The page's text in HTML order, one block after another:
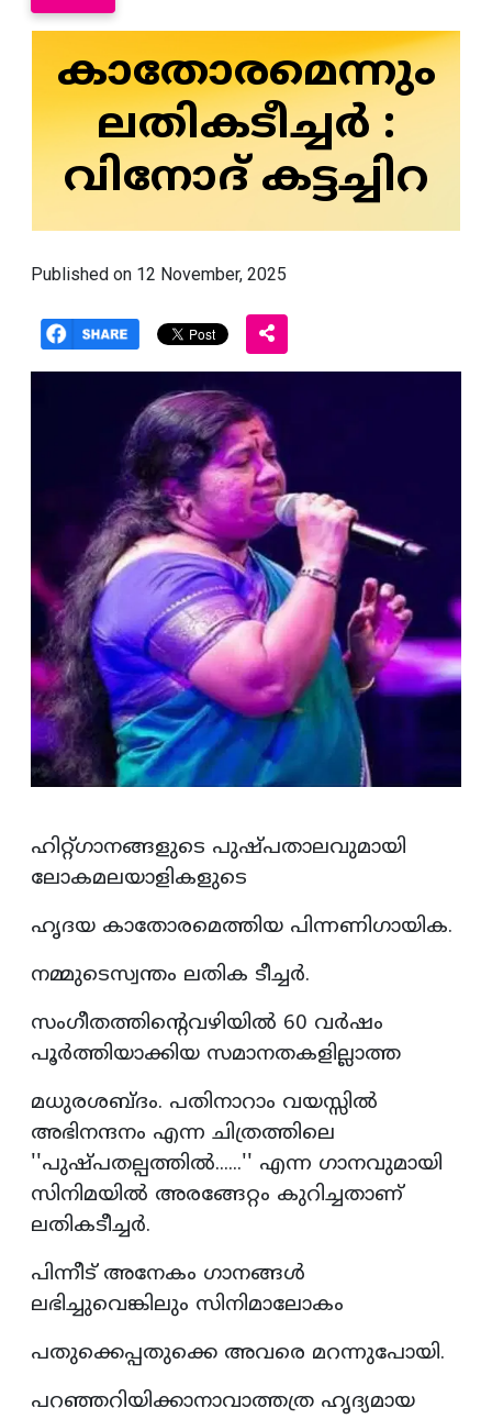
കാതോരമെന്നും
ലതികടീച്ചർ :
വിനോദ് കട്ടച്ചിറ
Published on 12 November, 2025
ഹിറ്റ്ഗാനങ്ങളുടെ പുഷ്പതാലവുമായി
ലോകമലയാളികളുടെ
ഹൃദയ കാതോരമെത്തിയ പിന്നണിഗായിക.
നമ്മുടെസ്വന്തം ലതിക ടീച്ചർ.
സംഗീതത്തിന്റെവഴിയിൽ 60 വര്‍ഷം
പൂര്‍ത്തിയാക്കിയ സമാനതകളില്ലാത്ത
മധുരശബ്ദം. പതിനാറാം വയസ്സിൽ
അഭിനന്ദനം എന്ന ചിത്രത്തിലെ
''പുഷ്പതല്പത്തിൽ......'' എന്ന ഗാനവുമായി
സിനിമയിൽ അരങ്ങേറ്റം കുറിച്ചതാണ്
ലതികടീച്ചർ.
പിന്നീട് അനേകം ഗാനങ്ങൾ
ലഭിച്ചുവെങ്കിലും സിനിമാലോകം
പതുക്കെപ്പതുക്കെ അവരെ മറന്നുപോയി.
പറഞ്ഞറിയിക്കാനാവാത്തത്ര ഹൃദ്യമായ